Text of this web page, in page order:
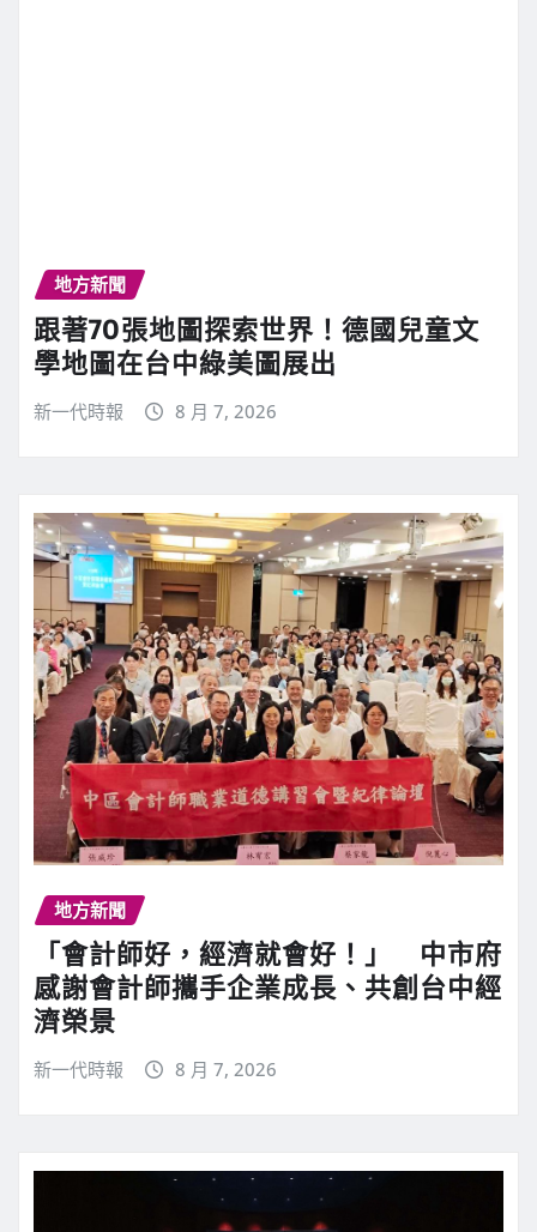
地方新聞
跟著70張地圖探索世界！德國兒童文
學地圖在台中綠美圖展出
新一代時報 8 月 7, 2026
地方新聞
「會計師好，經濟就會好！」 中市府
感謝會計師攜手企業成長、共創台中經
濟榮景
新一代時報 8 月 7, 2026